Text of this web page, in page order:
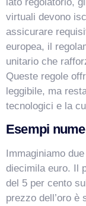
virtuali devono
assicurare
europea, il
unitario che
Queste regole
leggibile, ma
tecnologici e la
Esempi
Immaginiamo
diecimila euro. Il
del 5 per cento
prezzo dell’oro è